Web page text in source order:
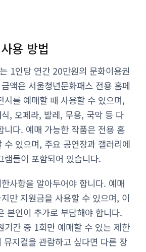
용 방법
1인당 연간 20만원의 문화이용권
액은 서울청년문화패스 전용 홈페
시를 예매할 때 사용할 수 있으며,
, 오페라, 발레, 무용, 국악 등 다
니다. 예매 가능한 작품은 전용 홈
수 있으며, 주요 공연장과 갤러리에
램들이 포함되어 있습니다.
사항을 알아두어야 합니다. 예매
만 지원금을 사용할 수 있으며, 이
본인이 추가로 부담해야 합니다.
기간 중 1회만 예매할 수 있는 제한
뮤지컬을 관람하고 싶다면 다른 장